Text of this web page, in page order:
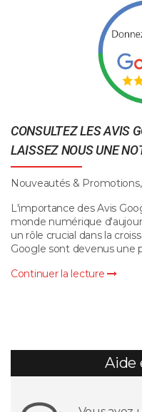
CONSULTEZ LES AVIS
LAISSEZ NOUS UNE
Nouveautés & Promotions,
L'importance des Avis
monde numérique
un rôle crucial dans la
Google sont devenus une
Continuer la lecture
Aide